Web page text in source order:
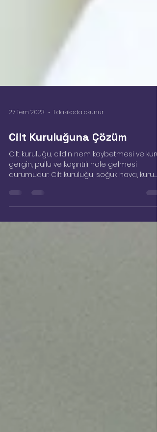
27 Tem 2023 1 dakikada okunur
Cilt Kuruluğuna Çözüm
gergin, pullu ve kaşıntılı hale gelmesi
durumudur. Cilt kuruluğu, soğuk hava, kuru